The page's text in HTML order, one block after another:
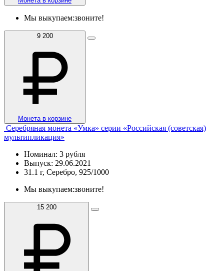
Мы выкупаем:звоните!
9 200
Монета в корзине
Серебряная монета «Умка» серии «Российская (советская)
мультипликация»
Номинал: 3 рубля
Выпуск: 29.06.2021
31.1 г, Серебро, 925/1000
Мы выкупаем:звоните!
15 200